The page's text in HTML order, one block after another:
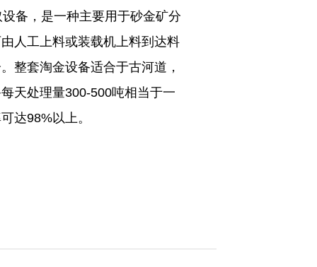
备，是一种主要用于砂金矿分
人工上料或装载机上料到达料
整套淘金设备适合于古河道，
天处理量300-500吨相当于一
达98%以上。